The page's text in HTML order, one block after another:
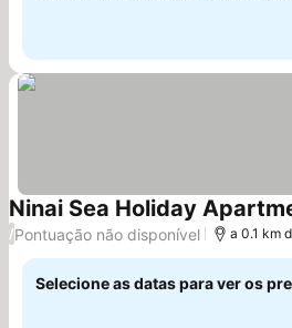
Ninai Sea Holiday
/Pontuação não disponível a 0.1 km
Selecione as datas para ver os